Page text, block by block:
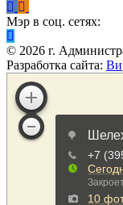
Мэр в соц. сетях:
© 2026 г.
Разработка сайта: